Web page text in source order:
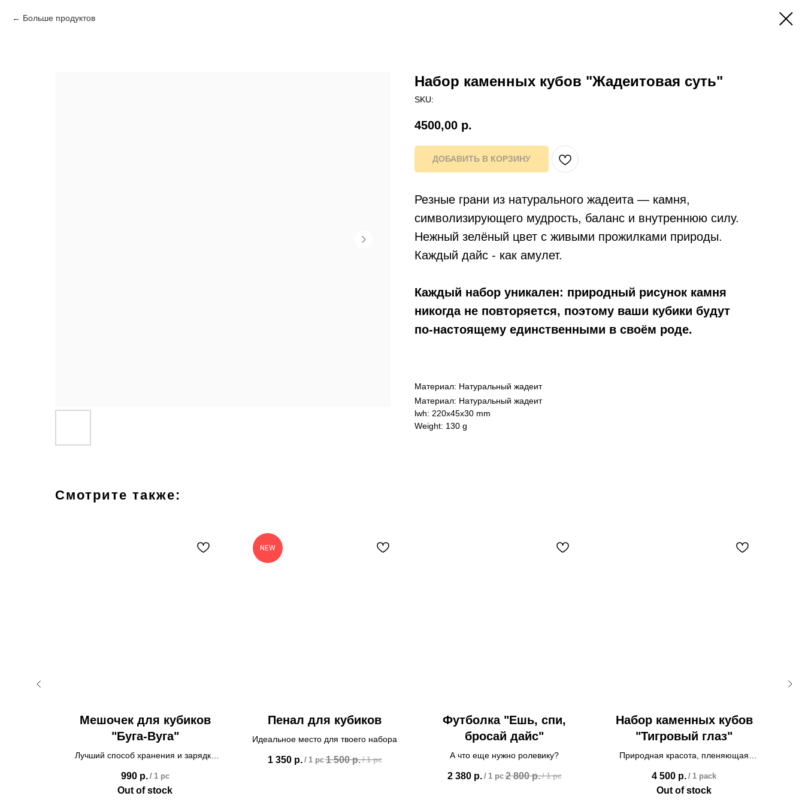
Больше продуктов
Набор каменных кубов "Жадеитовая суть"
SKU:
4500,00 р.
ДОБАВИТЬ В КОРЗИНУ
Резные грани из натурального жадеита — камня,
символизирующего мудрость, баланс и внутреннюю силу.
Нежный зелёный цвет с живыми прожилками природы.
Каждый дайс - как амулет.
Каждый набор уникален: природный рисунок камня
никогда не повторяется, поэтому ваши кубики будут
по-настоящему единственными в своём роде.
Материал: Натуральный жадеит
Материал: Натуральный жадеит
lwh: 220x45x30 mm
Weight: 130 g
Смотрите также:
Мешочек для кубиков
"Буга-Вуга"
Лучший способ хранения и зарядки
990 р. / 1 pc
Out of stock
NEW
Пенал для кубиков
Идеальное место для твоего набора
1 350 р. / 1 pc 1 500 р. / 1 pc
Футболка "Ешь, спи,
бросай дайс"
А что еще нужно ролевику?
2 380 р. / 1 pc 2 800 р. / 1 pc
Набор каменных кубов
"Тигровый глаз"
Природная красота, пленяющая
4 500 р. / 1 pack
Out of stock